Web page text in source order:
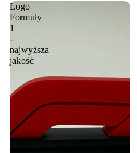
Logo
Formuły
1
-
najwyższa
jakość